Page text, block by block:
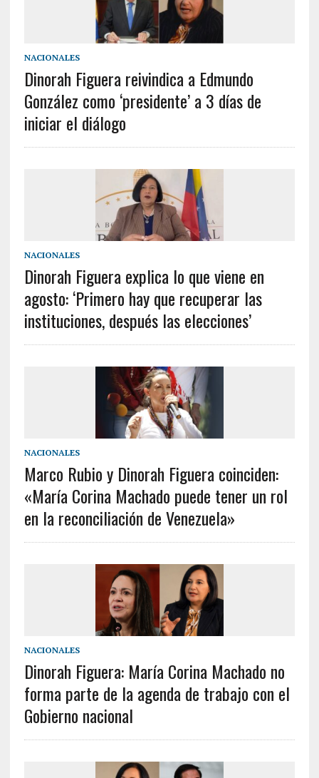
NACIONALES
Dinorah Figuera reivindica a Edmundo
González como ‘presidente’ a 3 días de
iniciar el diálogo
NACIONALES
Dinorah Figuera explica lo que viene en
agosto: ‘Primero hay que recuperar las
instituciones, después las elecciones’
NACIONALES
Marco Rubio y Dinorah Figuera coinciden:
«María Corina Machado puede tener un rol
en la reconciliación de Venezuela»
NACIONALES
Dinorah Figuera: María Corina Machado no
forma parte de la agenda de trabajo con el
Gobierno nacional